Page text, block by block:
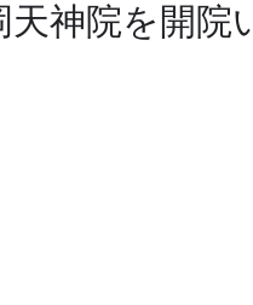
神院を開院